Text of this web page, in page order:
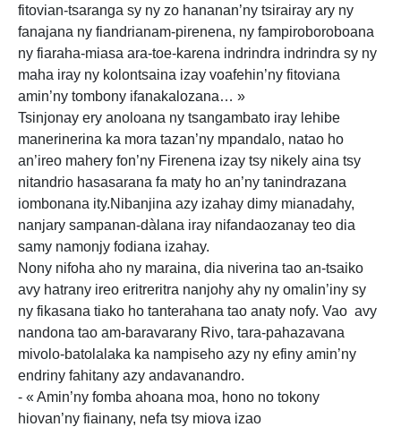
fitovian-tsaranga sy ny zo hananan’ny tsirairay ary ny
fanajana ny fiandrianam-pirenena, ny fampiroboroboana
ny fiaraha-miasa ara-toe-karena indrindra indrindra sy ny
maha iray ny kolontsaina izay voafehin’ny fitoviana
amin’ny tombony ifanakalozana… »
Tsinjonay ery anoloana ny tsangambato iray lehibe
manerinerina ka mora tazan’ny mpandalo, natao ho
an’ireo mahery fon’ny Firenena izay tsy nikely aina tsy
nitandrio hasasarana fa maty ho an’ny tanindrazana
iombonana ity.Nibanjina azy izahay dimy mianadahy,
nanjary sampanan-dàlana iray nifandaozanay teo dia
samy namonjy fodiana izahay.
Nony nifoha aho ny maraina, dia niverina tao an-tsaiko
avy hatrany ireo eritreritra nanjohy ahy ny omalin’iny sy
ny fikasana tiako ho tanterahana tao anaty nofy. Vao avy
nandona tao am-baravarany Rivo, tara-pahazavana
mivolo-batolalaka ka nampiseho azy ny efiny amin’ny
endriny fahitany azy andavanandro.
- « Amin’ny fomba ahoana moa, hono no tokony
hiovan’ny fiainany, nefa tsy miova izao